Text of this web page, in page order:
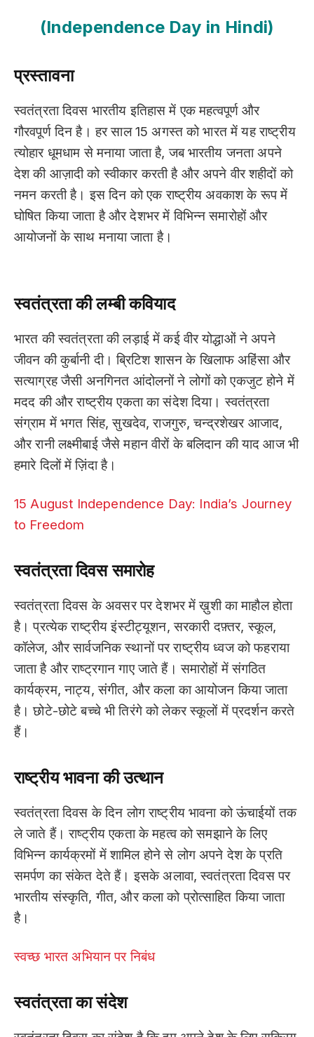
(Independence Day in Hindi)
प्रस्तावना
स्वतंत्रता दिवस भारतीय इतिहास में एक महत्वपूर्ण और
गौरवपूर्ण दिन है। हर साल 15 अगस्त को भारत में यह राष्ट्रीय
त्योहार धूमधाम से मनाया जाता है, जब भारतीय जनता अपने
देश की आज़ादी को स्वीकार करती है और अपने वीर शहीदों को
नमन करती है। इस दिन को एक राष्ट्रीय अवकाश के रूप में
घोषित किया जाता है और देशभर में विभिन्न समारोहों और
आयोजनों के साथ मनाया जाता है।
स्वतंत्रता की लम्बी कवियाद
भारत की स्वतंत्रता की लड़ाई में कई वीर योद्धाओं ने अपने
जीवन की कुर्बानी दी। ब्रिटिश शासन के खिलाफ अहिंसा और
सत्याग्रह जैसी अनगिनत आंदोलनों ने लोगों को एकजुट होने में
मदद की और राष्ट्रीय एकता का संदेश दिया। स्वतंत्रता
संग्राम में भगत सिंह, सुखदेव, राजगुरु, चन्द्रशेखर आजाद,
और रानी लक्ष्मीबाई जैसे महान वीरों के बलिदान की याद आज भी
हमारे दिलों में ज़िंदा है।
15 August Independence Day: India’s Journey
to Freedom
स्वतंत्रतादिवससमारोह
स्वतंत्रता दिवस के अवसर पर देशभर में ख़ुशी का माहौल होता
है। प्रत्येक राष्ट्रीय इंस्टीट्यूशन, सरकारी दफ़्तर, स्कूल,
कॉलेज, और सार्वजनिक स्थानों पर राष्ट्रीय ध्वज को फहराया
जाता है और राष्ट्रगान गाए जाते हैं। समारोहों में संगठित
कार्यक्रम, नाट्य, संगीत, और कला का आयोजन किया जाता
है। छोटे-छोटे बच्चे भी तिरंगे को लेकर स्कूलों में प्रदर्शन करते
हैं।
राष्ट्रीय भावना की उत्थान
स्वतंत्रता दिवस के दिन लोग राष्ट्रीय भावना को ऊंचाईयों तक
ले जाते हैं। राष्ट्रीय एकता के महत्व को समझाने के लिए
विभिन्न कार्यक्रमों में शामिल होने से लोग अपने देश के प्रति
समर्पण का संकेत देते हैं। इसके अलावा, स्वतंत्रता दिवस पर
भारतीय संस्कृति, गीत, और कला को प्रोत्साहित किया जाता
है।
स्वच्छ भारत अभियान पर निबंध
स्वतंत्रता का संदेश